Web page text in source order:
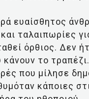
ευαίσθητος
ταλαιπωρίες
όρθιος. Δεν
το
που μίλησε
κάποιες